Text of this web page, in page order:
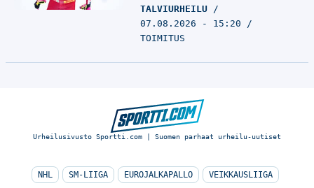
TALVIURHEILU
07.08.2026 - 15:20
TOIMITUS
Urheilusivusto Sportti.com | Suomen parhaat urheilu-uutiset
NHL SM-LIIGA EUROJALKAPALLO VEIKKAUSLIIGA